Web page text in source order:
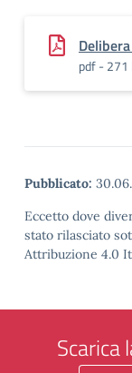
pdf - 271
Pubblicato:
Eccetto dove
stato rilasciato
Attribuzione 4.0
Scarica